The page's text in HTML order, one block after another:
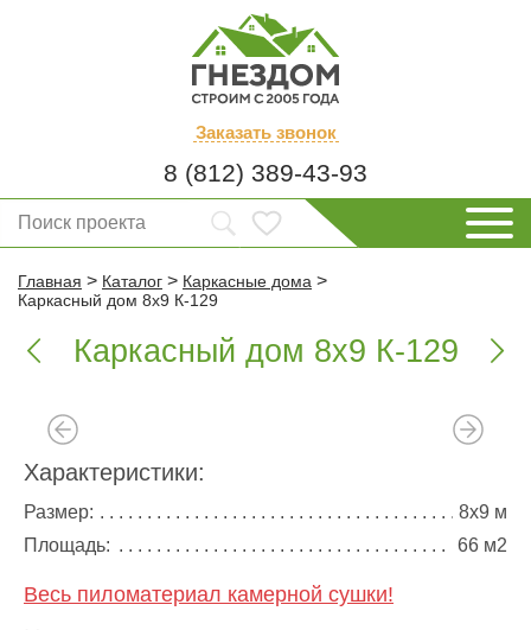
Заказать звонок
8 (812) 389-43-93
Главная > Каталог > Каркасные дома >
Каркасный дом 8х9 К-129
 Каркасный дом 8х9 К-129 
Характеристики:
Размер:
8х9 м
Площадь:
66 м2
Весь пиломатериал камерной сушки!